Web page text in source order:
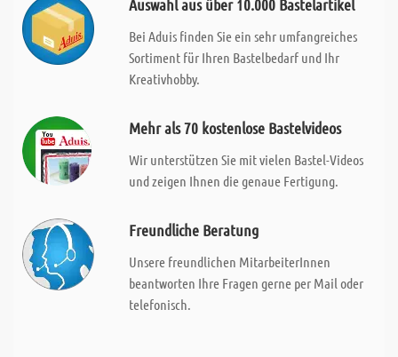
Auswahl aus über 10.000 Bastelartikel
Bei Aduis finden Sie ein sehr umfangreiches
Sortiment für Ihren Bastelbedarf und Ihr
Kreativhobby.
Mehr als 70 kostenlose Bastelvideos
Wir unterstützen Sie mit vielen Bastel-Videos
und zeigen Ihnen die genaue Fertigung.
Freundliche Beratung
Unsere freundlichen MitarbeiterInnen
beantworten Ihre Fragen gerne per Mail oder
telefonisch.